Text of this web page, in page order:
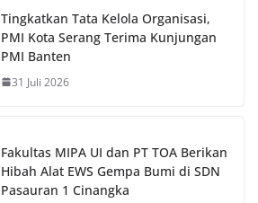
Tingkatkan Tata Kelola Organisasi,
PMI Kota Serang Terima Kunjungan
PMI Banten
31 Juli 2026
Fakultas MIPA UI dan PT TOA Berikan
Hibah Alat EWS Gempa Bumi di SDN
Pasauran 1 Cinangka